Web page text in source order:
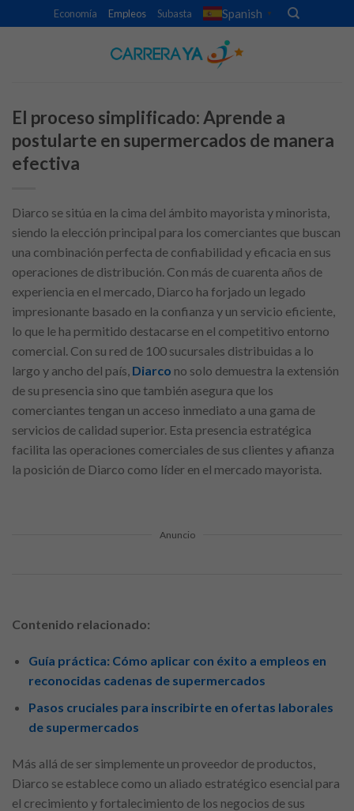
to
Economía Empleos Subasta Spanish ▼
El proceso simplificado: Aprende a
postularte en supermercados de manera
efectiva
Diarco se sitúa en la cima del ámbito mayorista y minorista,
siendo la elección principal para los comerciantes que buscan
una combinación perfecta de confiabilidad y eficacia en sus
operaciones de distribución. Con más de cuarenta años de
experiencia en el mercado, Diarco ha forjado un legado
impresionante basado en la confianza y un servicio eficiente,
lo que le ha permitido destacarse en el competitivo entorno
comercial. Con su red de 100 sucursales distribuidas a lo
largo y ancho del país, Diarco no solo demuestra la extensión
de su presencia sino que también asegura que los
comerciantes tengan un acceso inmediato a una gama de
servicios de calidad superior. Esta presencia estratégica
facilita las operaciones comerciales de sus clientes y afianza
la posición de Diarco como líder en el mercado mayorista.
Anuncio
Contenido relacionado:
Guía práctica: Cómo aplicar con éxito a empleos en
reconocidas cadenas de supermercados
Pasos cruciales para inscribirte en ofertas laborales
de supermercados
Más allá de ser simplemente un proveedor de productos,
Diarco se establece como un aliado estratégico esencial para
el crecimiento y fortalecimiento de los negocios de sus